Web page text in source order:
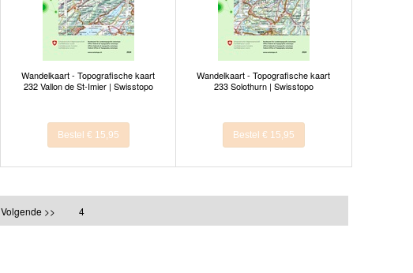
Wandelkaart - Topografische kaart
232 Vallon de St-Imier | Swisstopo
Bestel € 15,95
Wandelkaart - Topografische kaart
233 Solothurn | Swisstopo
Bestel € 15,95
Volgende >> 4